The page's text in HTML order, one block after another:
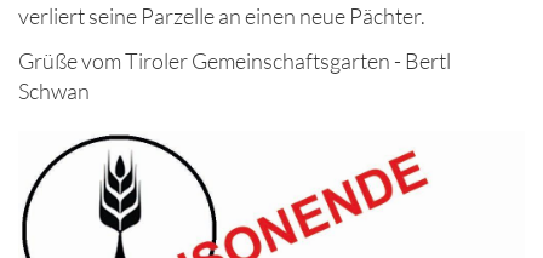
verliert seine Parzelle an einen neue Pächter.
Grüße vom Tiroler Gemeinschaftsgarten - Bertl
Schwan